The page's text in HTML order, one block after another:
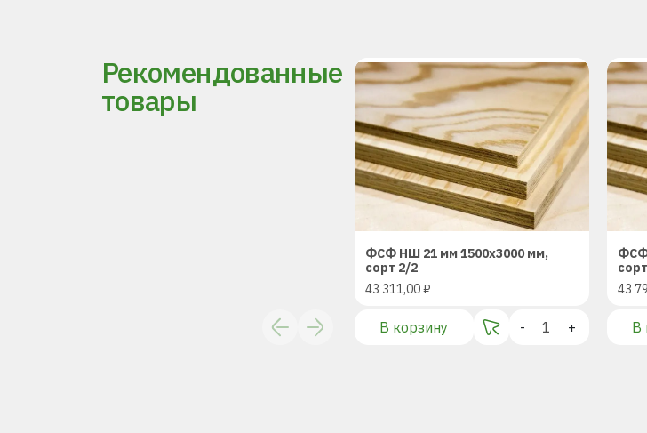
Рекомендованные
товары
ФСФ НШ 21 мм 1500х3000 мм,
сорт 2/2
43 311,00₽
В корзину - +
ФСФ
43
В